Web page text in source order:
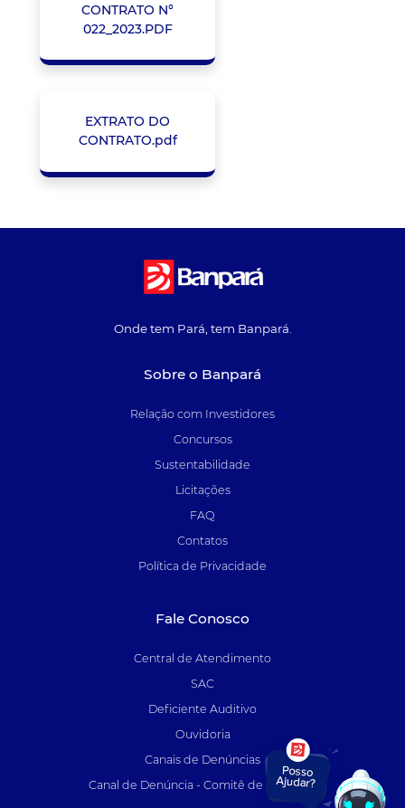
CONTRATO N°
022_2023.PDF
EXTRATO DO
CONTRATO.pdf
Onde tem Pará, tem Banpará.
Sobre o Banpará
Relação com Investidores
Concursos
Sustentabilidade
Licitações
FAQ
Contatos
Política de Privacidade
Fale Conosco
Central de Atendimento
SAC
Deficiente Auditivo
Ouvidoria
Canais de Denúncias
Canal de Denúncia - Comitê de Auditoria